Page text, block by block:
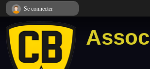
Se connecter
Panneau de gestion des cookies